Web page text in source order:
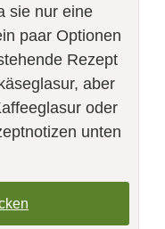
sie nur eine
paar Optionen
Rezept
aber
oder
unten